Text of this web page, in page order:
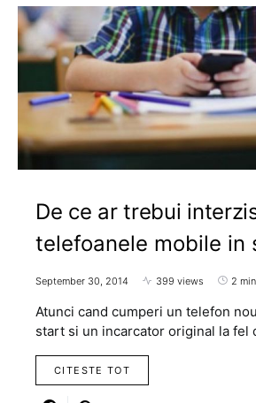
De ce ar trebui
telefoanele mobile in
September 30, 2014 399 views 2
Atunci cand cumperi un telefon
start si un incarcator original la fel
CITESTE TOT